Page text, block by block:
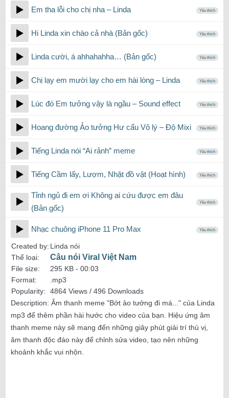
Em tha lỗi cho chị nha – Linda Yêu thích
Hi Linda xin chào cả nhà (Bản gốc) Yêu thích
Linda cười, á ahhahahha… (Bản gốc) Yêu thích
Chị lạy em mười lạy cho em hài lòng – Linda Yêu thích
Lúc đó Em tưởng vậy là ngầu – Sound effect Yêu thích
Hoang đường Ảo tưởng Hư cấu Vô lý – Độ Mixi Yêu thích
Tiếng Linda nói “Ai rảnh” meme Yêu thích
Tiếng Cầm lấy, Lượm, Nhặt đồ vật (Hoạt hình) Yêu thích
Tỉnh ngủ đi em ơi Không ai cứu được em đâu
(Bản gốc)
Yêu thích
Nhạc chuông iPhone 11 Pro Max Yêu thích
Created by: Linda nói
Thể loại:
Câu nói Viral Việt Nam
File size: 295 KB - 00:03
Format:
.mp3
Popularity:
4864 Views / 496 Downloads
Description: Âm thanh meme "Bớt ảo tưởng đi má..." của Linda
mp3 để thêm phần hài hước cho video của bạn. Hiệu ứng âm
thanh meme này sẽ mang đến những giây phút giải trí thú vị,
âm thanh độc đáo này để chỉnh sửa video, tạo nên những
khoảnh khắc vui nhộn.